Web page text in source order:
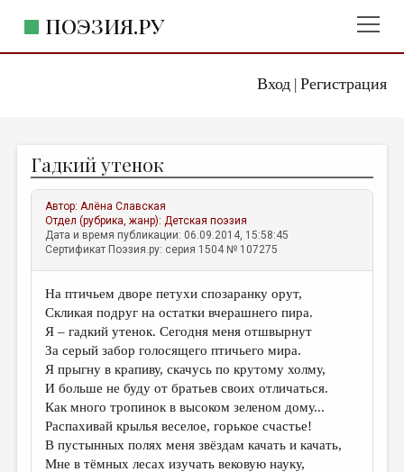
Вход| Регистрация
ПОЭЗИЯ.РУ
ЖАНРЫ
АВТОРЫ
КОММЕНТАРИИ
ЛИТСАЛОН
НОВОСТИ
ПРАВИЛА САЙТА
ОТДЕЛЫ И РУБРИКИ
ИЗБРАННОЕ
ДАЙДЖЕСТ
ПРОИЗВЕДЕНИЯ
Гадкий утенок
Автор:Алёна Славская
Отдел (рубрика, жанр):Детская поэзия
Дата и время публикации: 06.09.2014, 15:58:45
Сертификат Поэзия.ру: серия 1504 № 107275
На птичьем дворе петухи спозаранку орут,
Скликая подруг на остатки вчерашнего пира.
Я – гадкий утенок. Сегодня меня отшвырнут
За серый забор голосящего птичьего мира.
Я прыгну в крапиву, скачусь по крутому холму,
И больше не буду от братьев своих отличаться.
Как много тропинок в высоком зеленом дому...
Распахивай крылья веселое, горькое счастье!
В пустынных полях меня звёздам качать и качать,
Мне в тёмных лесах изучать вековую науку,